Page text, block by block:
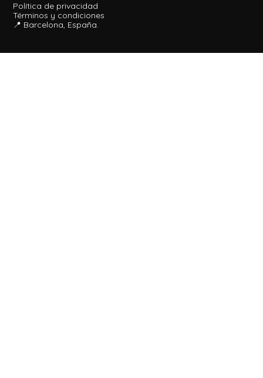
Política de privacidad
Términos y condiciones
📍 Barcelona, España.